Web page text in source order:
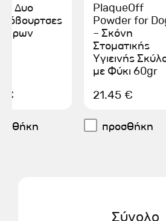
Δυο
€
PlaqueOff
Powder for
– Σκόνη
Στοματικής
Υγιεινής
με Φύκι 60gr
21.45 €
προσθήκη
Σύνολο